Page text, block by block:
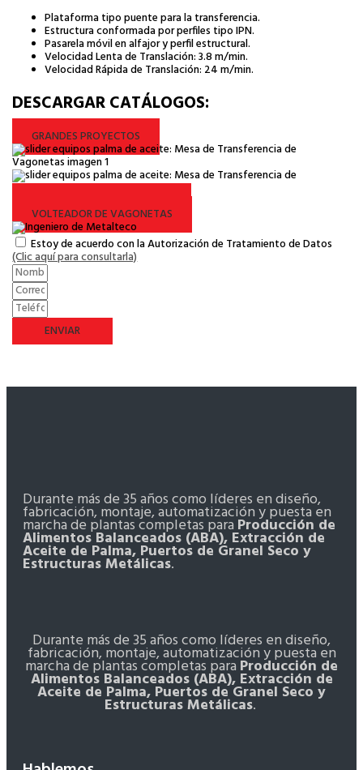
Plataforma tipo puente para la transferencia.
Estructura conformada por perfiles tipo IPN.
Pasarela móvil en alfajor y perfil estructural.
Velocidad Lenta de Translación: 3.8 m/min.
Velocidad Rápida de Translación: 24 m/min.
DESCARGAR CATÁLOGOS:
GRANDES PROYECTOS
VOLTEADOR DE VAGONETAS
Estoy de acuerdo con la Autorización de Tratamiento de Datos
(Clic aquí para consultarla)
ENVIAR
Durante más de 35 años como líderes en diseño,
fabricación, montaje, automatización y puesta en
marcha de plantas completas para Producción de
Alimentos Balanceados (ABA), Extracción de
Aceite de Palma, Puertos de Granel Seco y
Estructuras Metálicas.
Durante más de 35 años como líderes en diseño,
fabricación, montaje, automatización y puesta en
marcha de plantas completas para Producción de
Alimentos Balanceados (ABA), Extracción de
Aceite de Palma, Puertos de Granel Seco y
Estructuras Metálicas.